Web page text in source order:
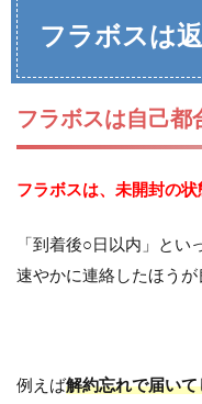
フラボスは
フラボスは自己都
フラボスは、未開封の状
「到着後○日以内」とい
速やかに連絡したほうが
例えば解約忘れで届い